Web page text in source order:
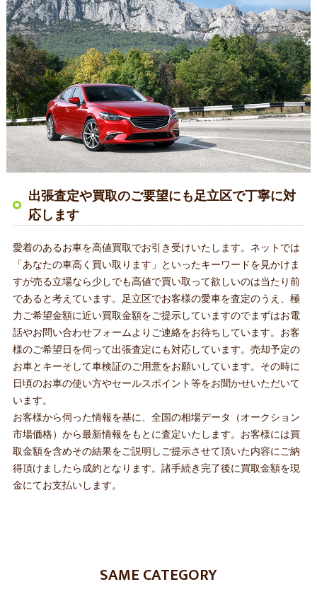
出張査定や買取のご要望にも足立区で丁寧に対
応します
愛着のあるお車を高値買取でお引き受けいたします。ネットでは
「あなたの車高く買い取ります」といったキーワードを見かけま
すが売る立場なら少しでも高値で買い取って欲しいのは当たり前
であると考えています。足立区でお客様の愛車を査定のうえ、極
力ご希望金額に近い買取金額をご提示していますのでまずはお電
話やお問い合わせフォームよりご連絡をお待ちしています。お客
様のご希望日を伺って出張査定にも対応しています。売却予定の
お車とキーそして車検証のご用意をお願いしています。その時に
日頃のお車の使い方やセールスポイント等をお聞かせいただいて
います。
お客様から伺った情報を基に、全国の相場データ（オークション
市場価格）から最新情報をもとに査定いたします。お客様には買
取金額を含めその結果をご説明しご提示させて頂いた内容にご納
得頂けましたら成約となります。諸手続き完了後に買取金額を現
金にてお支払いします。
SAME CATEGORY